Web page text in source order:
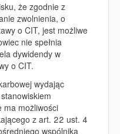
że zgodnie z
zwolnienia, o
o CIT, jest możliwe
nie spełnia
dywidendy w
o CIT.
wydając
ma możliwości
z art. 22 ust. 4
wspólnika